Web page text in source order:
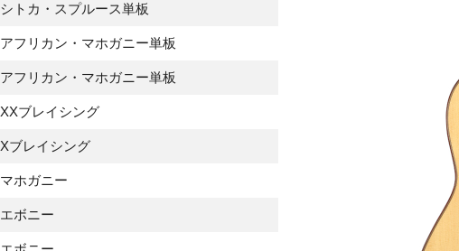
シトカ・スプルース単板
アフリカン・マホガニー単板
アフリカン・マホガニー単板
XXブレイシング
Xブレイシング
マホガニー
エボニー